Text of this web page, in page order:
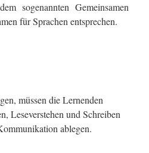
sogenannten Gemeinsamen
für Sprachen entsprechen.
müssen die Lernenden
Leseverstehen und Schreiben
ablegen.